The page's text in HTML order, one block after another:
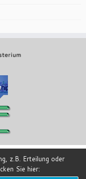
by ·
z.B. Erteilung oder
Sie hier: